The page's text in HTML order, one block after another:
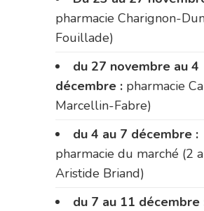
pharmacie Charignon-
Fouillade)
du 27 novembre au 4
décembre : pharmacie
Marcellin-Fabre)
du 4 au 7 décembre :
pharmacie du marché (2
Aristide Briand)
du 7 au 11 décembre